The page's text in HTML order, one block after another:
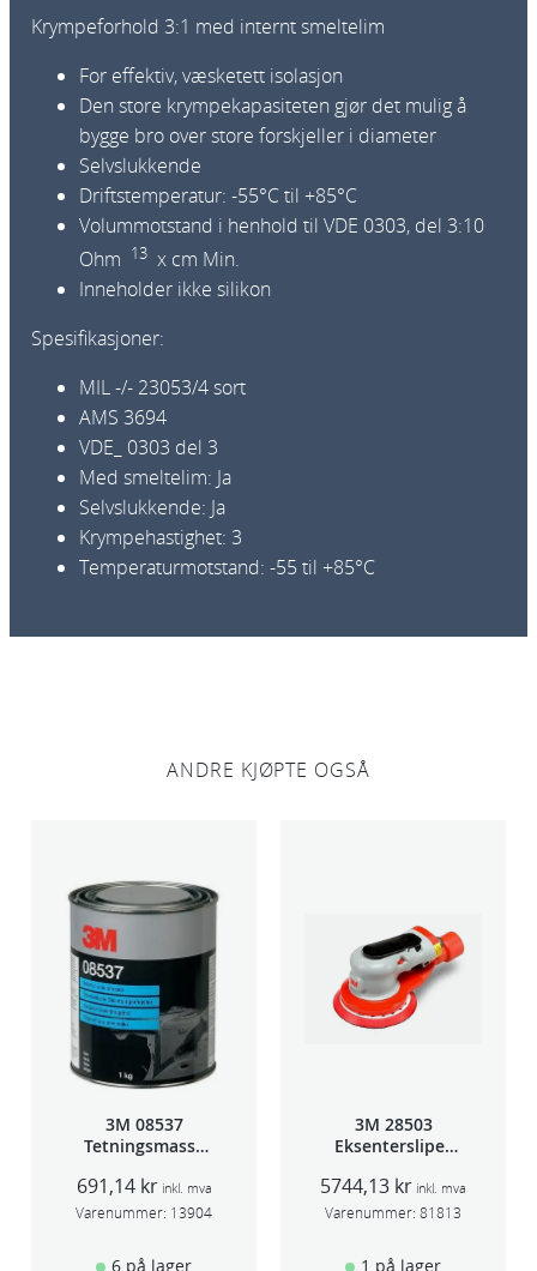
ø
m
p
m
2
4
m
m
2
5
m
n
Krympeforhold 3:1 med internt smeltelim
For effektiv, væsketett isolasjon
Den store krympekapasiteten gjør det mulig å
bygge bro over store forskjeller i diameter
Selvslukkende
Driftstemperatur: -55°C til +85°C
Volummotstand i henhold til VDE 0303, del 3:10
Ohm 13 x cm Min.
Inneholder ikke silikon
Spesifikasjoner:
MIL -/- 23053/4 sort
AMS 3694
VDE_ 0303 del 3
Med smeltelim: Ja
Selvslukkende: Ja
Krympehastighet: 3
Temperaturmotstand: -55 til +85°C
ANDRE KJØPTE OGSÅ
3M 08537
Tetningsmasse
691,14 kr inkl. mva
Varenummer: 13904
6 på lager
3M 28503
Eksentersliper
5mm slag
75mm
5744,13 kr inkl. mva
Varenummer: 81813
1 på lager